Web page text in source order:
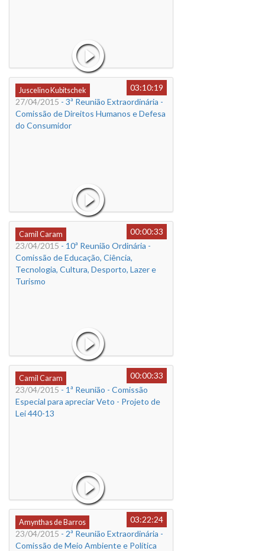
Juscelino Kubitschek
03:10:19
27/04/2015 - 3ª Reunião Extraordinária -
Comissão de Direitos Humanos e Defesa
do Consumidor
Camil Caram
00:00:33
23/04/2015 - 10ª Reunião Ordinária -
Comissão de Educação, Ciência,
Tecnologia, Cultura, Desporto, Lazer e
Turismo
Camil Caram
00:00:33
23/04/2015 - 1ª Reunião - Comissão
Especial para apreciar Veto - Projeto de
Lei 440-13
Amynthas de Barros
03:22:24
23/04/2015 - 2ª Reunião Extraordinária -
Comissão de Meio Ambiente e Política